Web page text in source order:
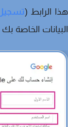
الرابط (تسجيل
الخاصة